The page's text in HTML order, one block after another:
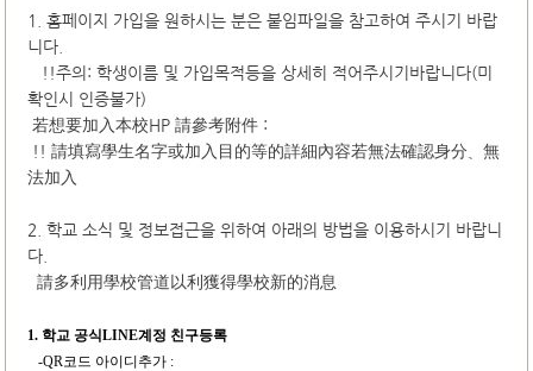
1. 홈페이지 가입을 원하시는 분은 붙임파일을 참고하여 주시기 바랍
니다.
!!주의: 학생이름 및 가입목적등을 상세히 적어주시기바랍니다(미
확인시 인증불가)
若想要加入本校HP 請參考附件 :
!! 請填寫學生名字或加入目的等的詳細內容若無法確認身分、無
法加入
2. 학교 소식 및 정보접근을 위하여 아래의 방법을 이용하시기 바랍니
다.
請多利用學校管道以利獲得學校新的消息
1. 학교 공식LINE계정 친구등록
-QR코드 아이디추가 :